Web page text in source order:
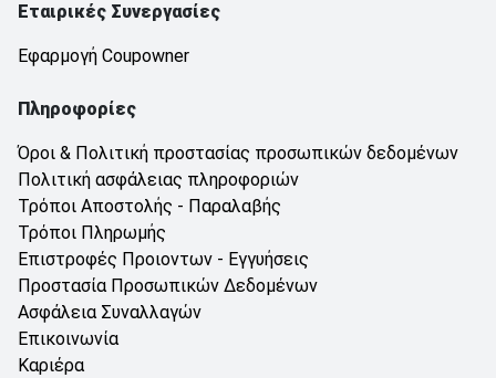
Εταιρικές Συνεργασίες
Εφαρμογή Coupowner
Πληροφορίες
Όροι & Πολιτική προστασίας προσωπικών δεδομένων
Πολιτική ασφάλειας πληροφοριών
Τρόποι Αποστολής - Παραλαβής
Τρόποι Πληρωμής
Επιστροφές Προιοντων - Εγγυήσεις
Προστασία Προσωπικών Δεδομένων
Ασφάλεια Συναλλαγών
Επικοινωνία
Καριέρα